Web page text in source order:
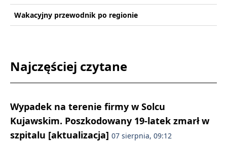
Wakacyjny przewodnik po regionie
Najczęściej czytane
Wypadek na terenie firmy w Solcu
Kujawskim. Poszkodowany 19-latek zmarł w
szpitalu [aktualizacja] 07 sierpnia, 09:12